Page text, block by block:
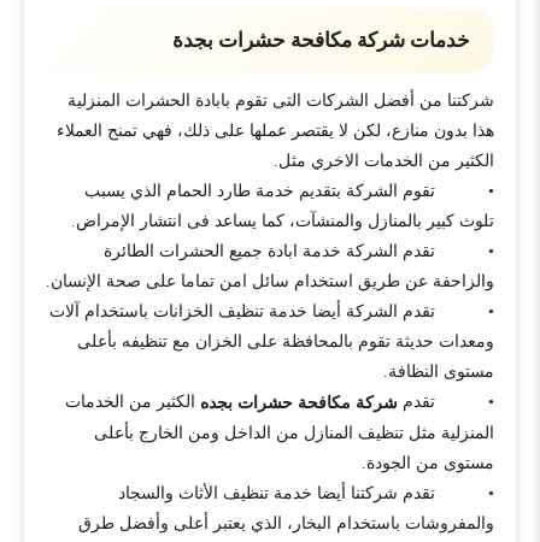
خدمات شركة مكافحة حشرات بجدة
شركتنا من أفضل الشركات التى تقوم بابادة الحشرات المنزلية
هذا بدون منازع، لكن لا يقتصر عملها على ذلك، فهي تمنح العملاء
الكثير من الخدمات الاخري مثل.
• تقوم الشركة بتقديم خدمة طارد الحمام الذي يسبب
تلوث كبير بالمنازل والمنشآت، كما يساعد فى انتشار الإمراض.
• تقدم الشركة خدمة ابادة جميع الحشرات الطائرة
والزاحفة عن طريق استخدام سائل امن تماما على صحة الإنسان.
• تقدم الشركة أيضا خدمة تنظيف الخزانات باستخدام آلات
ومعدات حديثة تقوم بالمحافظة على الخزان مع تنظيفه بأعلى
مستوى النظافة.
• تقدم شركة مكافحة حشرات بجده الكثير من الخدمات
المنزلية مثل تنظيف المنازل من الداخل ومن الخارج بأعلى
مستوى من الجودة.
• تقدم شركتنا أيضا خدمة تنظيف الأثاث والسجاد
والمفروشات باستخدام البخار، الذي يعتبر أعلى وأفضل طرق